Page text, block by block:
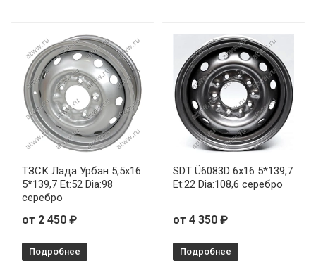
ТЗСК Лада Урбан 5,5x16
5*139,7 Et:52 Dia:98
серебро
от 2 450 ₽
Подробнее
SDT Ü6083D 6x16 5*139,7
Et:22 Dia:108,6 серебро
от 4 350 ₽
Подробнее